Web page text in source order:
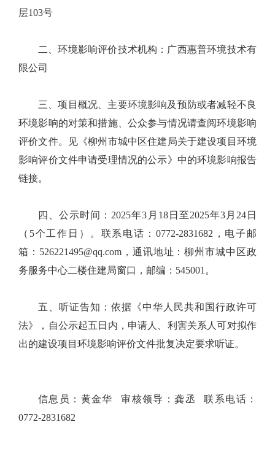
层103号
二、环境影响评价技术机构：广西惠普环境技术有
限公司
三、项目概况、主要环境影响及预防或者减轻不良
环境影响的对策和措施、公众参与情况请查阅环境影响
评价文件。见《柳州市城中区住建局关于建设项目环境
影响评价文件申请受理情况的公示》中的环境影响报告
链接。
四、公示时间：2025年3月18日至2025年3月24日
（5个工作日）。联系电话：0772-2831682，电子邮
箱：526221495@qq.com，通讯地址：柳州市城中区政
务服务中心二楼住建局窗口，邮编：545001。
五、听证告知：依据《中华人民共和国行政许可
法》，自公示起五日内，申请人、利害关系人可对拟作
出的建设项目环境影响评价文件批复决定要求听证。
信息员：黄金华 审核领导：龚丞 联系电话：
0772-2831682